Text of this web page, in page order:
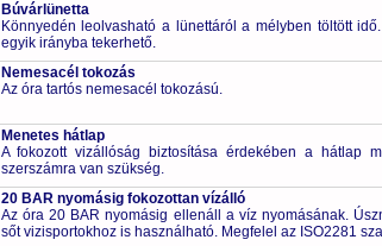
Búvárlünetta
Könnyedén leolvasható a lünettáról a mélyben töltött
egyik irányba tekerhető.
Nemesacél tokozás
Az óra tartós nemesacél tokozású.
Menetes hátlap
A fokozott vizállóság biztosítása érdekében a hátlap
szerszámra van szükség.
20 BAR nyomásig fokozottan vízálló
Az óra 20 BAR nyomásig ellenáll a víz nyomásának.
sőt vizisportokhoz is használható. Megfelel az ISO2281